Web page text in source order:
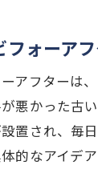
フォーア
アフターは
悪かった古
置され、毎
的なアイデア